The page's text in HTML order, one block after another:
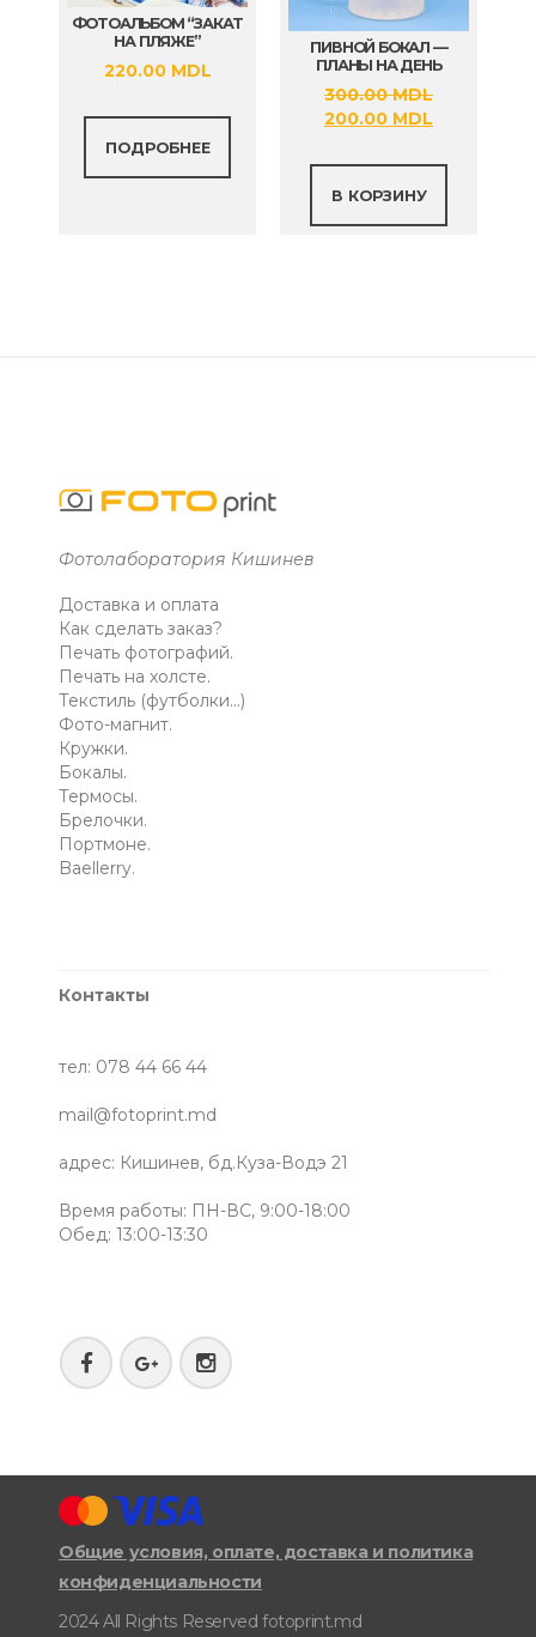
ФОТОАЛЬБОМ “ЗАКАТ
НА ПЛЯЖЕ”
220.00 MDL
ПОДРОБНЕЕ
ПИВНОЙ БОКАЛ —
ПЛАНЫ НА ДЕНЬ
300.00MDL
Первоначальная
составляла
300.00 MDL.
200.00 MDL
200.00
В КОРЗИНУ
Фотолаборатория Кишинев
Доставка и оплата
Как сделать заказ?
Печать фотографий.
Печать на холсте.
Текстиль (футболки...)
Фото-магнит.
Кружки.
Бокалы.
Термосы.
Брелочки.
Портмоне.
Baellerry.
Контакты
тел: 078 44 66 44
mail@fotoprint.md
адрес: Кишинев, бд.Куза-Водэ 21
Время работы: ПН-ВС, 9:00-18:00
Обед: 13:00-13:30
Общие условия, оплате, доставка и политика
конфиденциальности
2024 All Rights Reserved fotoprint.md